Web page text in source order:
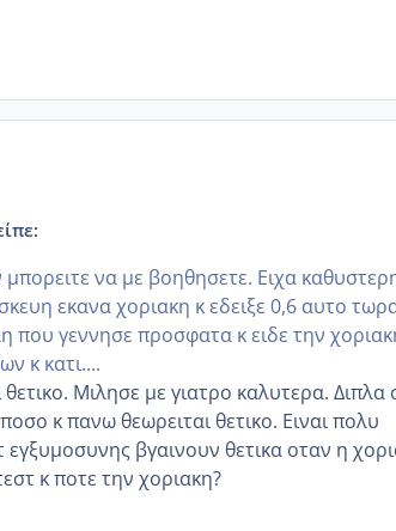
να με βοηθησετε. Ειχα
εκανα χοριακη κ εδειξε 0,6 αυτο
που γεννησε προσφατα κ ειδε την
κ κατι....
Μιλησε με γιατρο καλυτερα. Διπλα
κ πανω θεωρειται θετικο. Ειναι πολυ
εγξυμοσυνης βγαινουν θετικα οταν η
κ ποτε την χοριακη?